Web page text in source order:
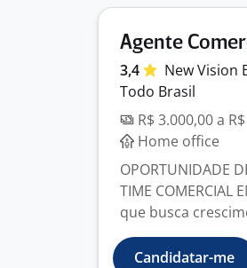
Agente
3,4 New Vision
Todo Brasil
R$ 3.000,00 a
Home office
OPORTUNIDADE
TIME COMERCIAL
que busca
Candidatar-me